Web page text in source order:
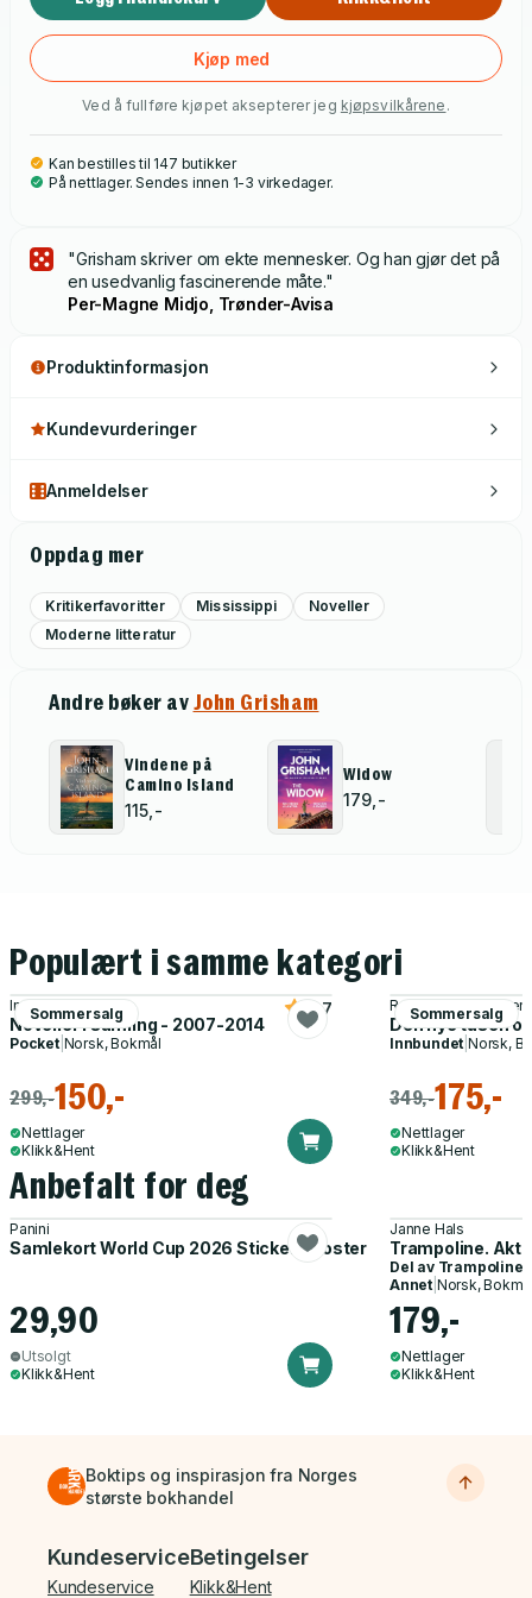
Kjøp med
Ved å fullføre kjøpet aksepterer jeg kjøpsvilkårene .
Kan bestilles til 147 butikker
På nettlager. Sendes innen 1-3 virkedager.
"Grisham skriver om ekte mennesker. Og han gjør det på
en usedvanlig fascinerende måte."
Per-Magne Midjo, Trønder-Avisa
Produktinformasjon
Kundevurderinger
Anmeldelser
Oppdag mer
Kritikerfavoritter Mississippi
Noveller
Moderne litteratur
Andre bøker avJohn Grisham
Vindene på
Camino Island
115,-
Widow
179,-
Populært i samme kategori
Sommersalg
Ingvild H. Rishøi
Noveller i samling - 2007-2014
4.7
Pocket| Norsk, Bokmål
299,-150,-
Nettlager
Klikk&Hent
Sommersalg
Robert Louis
Den nye tusen
Innbundet Norsk,
349,-175,-
Nettlager
Klikk&Hent
Anbefalt for deg
Panini
Samlekort World Cup 2026 Sticker Booster
29,90
Utsolgt
Klikk&Hent
Janne Hals
Trampoline.
Del av Trampoline
Annet| Norsk,
179,-
Nettlager
Klikk&Hent
Boktips og inspirasjon fra Norges
største bokhandel
Bunnmeny
Kundeservice
Kundeservice
Betingelser
Klikk&Hent